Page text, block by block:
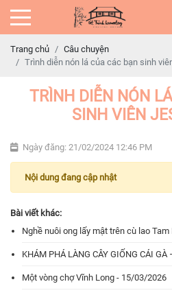
Trang chủ
Câu chuyện
Trình diễn nón lá của các bạn sinh
TRÌNH DIỄN NÓN
SINH VIÊN
Ngày đăng: 21/02/2024 12:46 PM
Nội dung đang cập nhật
Bài viết khác:
Nghề nuôi ong lấy mật trên cù lao
KHÁM PHÁ LÀNG CÂY GIỐNG CÁI
Một vòng chợ Vĩnh Long - 15/03/2026